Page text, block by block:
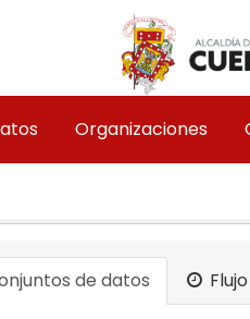
Organizaciones
de datos